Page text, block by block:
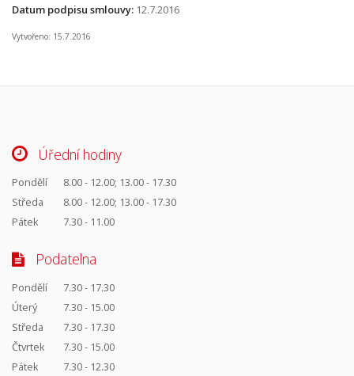
Datum podpisu smlouvy: 12.7.2016
Vytvořeno: 15.7.2016
Úřední hodiny
Pondělí
8.00 - 12.00; 13.00 - 17.30
Středa
8.00 - 12.00; 13.00 - 17.30
Pátek
7.30 - 11.00
Podatelna
Pondělí
7.30 - 17.30
Úterý
7.30 - 15.00
Středa
7.30 - 17.30
Čtvrtek
7.30 - 15.00
Pátek
7.30 - 12.30